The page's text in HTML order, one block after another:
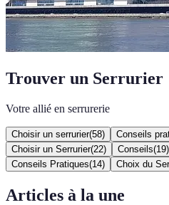
Trouver un Serrurier
Votre allié en serrurerie
Choisir un serrurier(58) Conseils
Choisir un Serrurier(22) Conseils(19)
Conseils Pratiques(14) Choix du
Articles à la une